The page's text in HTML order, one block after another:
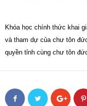
Khóa học chính thức khai
và tham dự của chư tôn
quyền tỉnh cùng chư tôn